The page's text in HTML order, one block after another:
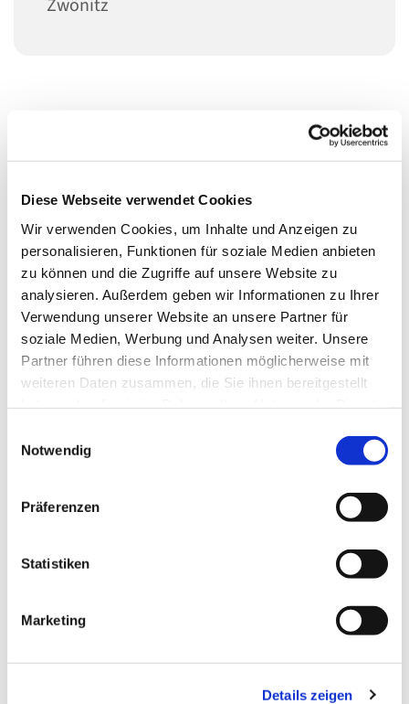
Diese Webseite verwendet Cookies
Wir verwenden Cookies, um Inhalte und Anzeigen zu
personalisieren, Funktionen für soziale Medien anbieten
zu können und die Zugriffe auf unsere Website zu
analysieren. Außerdem geben wir Informationen zu Ihrer
Verwendung unserer Website an unsere Partner für
soziale Medien, Werbung und Analysen weiter. Unsere
Partner führen diese Informationen möglicherweise mit
weiteren Daten zusammen, die Sie ihnen bereitgestellt
Notwendig
Präferenzen
Statistiken
Marketing
Details zeigen
Zwönitz
Dies könnte Sie auch interessieren